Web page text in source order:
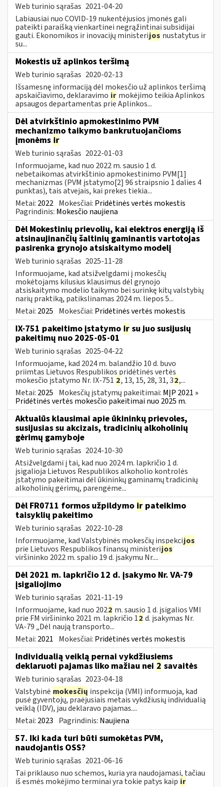
Web turinio sąrašas 2021-04-20
Labiausiai nuo COVID-19 nukentėjusios įmonės gali
pateikti paraišką vienkartinei negrąžintinai subsidijai
gauti. Ekonomikos ir inovacijų ministerijos nustatytus ir
su...
Mokestis už aplinkos teršimą
Web turinio sąrašas 2020-02-13
Išsamesnę informaciją dėl mokesčio už aplinkos teršimą
apskaičiavimo, deklaravimo ir mokėjimo teikia Aplinkos
apsaugos departamentas prie Aplinkos...
Dėl atvirkštinio apmokestinimo PVM
mechanizmo taikymo bankrutuojančioms
įmonėms ir
Web turinio sąrašas 2022-01-03
Informuojame, kad nuo 2022 m. sausio 1 d.
nebetaikomas atvirkštinio apmokestinimo PVM[1]
mechanizmas (PVM įstatymo[2] 96 straipsnio 1 dalies 4
punktas), tais atvejais, kai prekes tiekia...
Metai: 2022 Mokesčiai: Pridėtinės vertės mokestis
Pagrindinis: Mokesčio naujiena
Dėl Mokestinių prievolių, kai elektros energiją iš
atsinaujinančių šaltinių gaminantis vartotojas
pasirenka grynojo atsiskaitymo modelį
Web turinio sąrašas 2025-11-28
Informuojame, kad atsižvelgdami į mokesčių
mokėtojams kilusius klausimus dėl grynojo
atsiskaitymo modelio taikymo bei surinkę kitų valstybių
narių praktiką, patikslinamas 2024 m. liepos 5...
Metai: 2025 Mokesčiai: Pridėtinės vertės mokestis
IX-751 pakeitimo įstatymo ir su juo susijusių
pakeitimų nuo 2025-05-01
Web turinio sąrašas 2025-04-22
Informuojame, kad 2024 m. balandžio 10 d. buvo
priimtas Lietuvos Respublikos pridėtinės vertės
mokesčio įstatymo Nr. IX-751 2, 13, 15, 28, 31, 32,...
Metai: 2025 Mokesčių įstatymų pakeitimai: MĮP 2021 »
Pridėtinės vertės mokesčio pakeitimai nuo 2025 m.
Aktualūs klausimai apie ūkininkų prievoles,
susijusias su akcizais, tradicinių alkoholinių
gėrimų gamyboje
Web turinio sąrašas 2024-10-30
Atsižvelgdami į tai, kad nuo 2024 m. lapkričio 1 d.
įsigalioja Lietuvos Respublikos alkoholio kontrolės
įstatymo pakeitimai dėl ūkininkų gaminamų tradicinių
alkoholinių gėrimų, parengėme...
Dėl FR0711 formos užpildymo ir pateikimo
taisyklių pakeitimo
Web turinio sąrašas 2022-10-28
Informuojame, kad Valstybinės mokesčių inspekcijos
prie Lietuvos Respublikos finansų ministerijos
viršininko 2022 m. spalio 19 d. įsakymu Nr....
Dėl 2021 m. lapkričio 12 d. įsakymo Nr. VA-79
įsigaliojimo
Web turinio sąrašas 2021-11-19
Informuojame, kad nuo 2022 m. sausio 1 d. įsigalios VMI
prie FM viršininko 2021 m. lapkričio 12 d. įsakymas Nr.
VA-79 „Dėl naują transporto...
Metai: 2021 Mokesčiai: Pridėtinės vertės mokestis
Individualią veiklą pernai vykdžiusiems
deklaruoti pajamas liko mažiau nei 2 savaitės
Web turinio sąrašas 2023-04-18
Valstybinė mokesčių inspekcija (VMI) informuoja, kad
pusė gyventojų, praėjusiais metais vykdžiusių individualią
veiklą (IDV), jau deklaravo pajamas....
Metai: 2023 Pagrindinis: Naujiena
57. Iki kada turi būti sumokėtas PVM,
naudojantis OSS?
Web turinio sąrašas 2021-06-16
Tai priklauso nuo schemos, kuria yra naudojamasi, tačiau
iš esmės mokėjimo terminai yra tokie patys kaip ir